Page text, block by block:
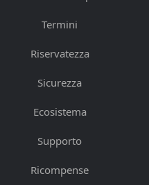
Termini
Riservatezza
Sicurezza
Ecosistema
Supporto
Ricompense